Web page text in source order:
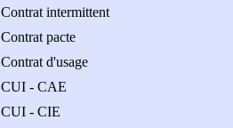
Contrat intermittent
Contrat pacte
Contrat d'usage
CUI - CAE
CUI - CIE